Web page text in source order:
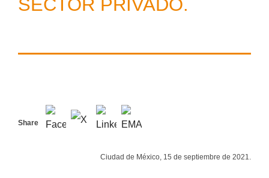
SECTOR PRIVADO.
Share
Ciudad de México, 15 de septiembre de 2021.